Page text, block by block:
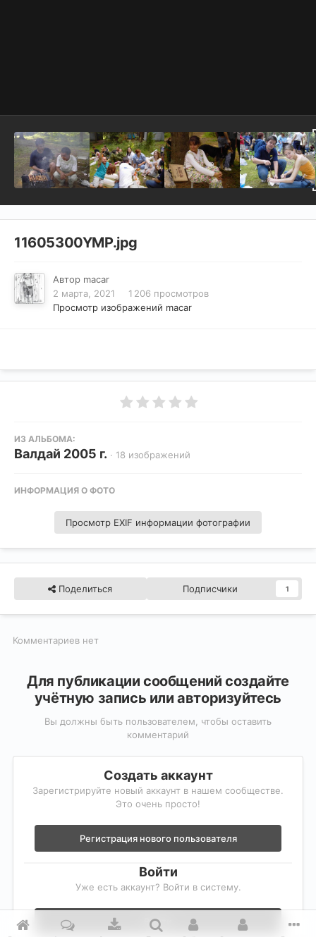
11605300YMP.jpg
Автор macar
2 марта, 2021
1 206 просмотров
Просмотр изображений macar
ИЗ АЛЬБОМА:
Валдай 2005 г. · 18 изображений
ИНФОРМАЦИЯ О ФОТО
Просмотр EXIF информации фотографии
Поделиться Подписчики 1
Комментариев нет
Для публикации сообщений создайте
учётную запись или авторизуйтесь
Вы должны быть пользователем, чтобы оставить
комментарий
Создать аккаунт
Зарегистрируйте новый аккаунт в нашем сообществе.
Это очень просто!
Регистрация нового пользователя
Войти
Уже есть аккаунт? Войти в систему.
Войти